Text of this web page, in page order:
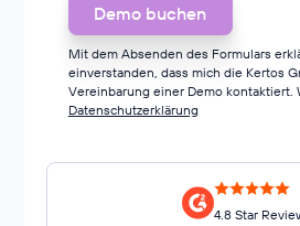
Mit dem Absenden des Formulars
einverstanden, dass mich die Kertos
Vereinbarung einer Demo kontaktiert.
Datenschutzerklärung
4.8 Star